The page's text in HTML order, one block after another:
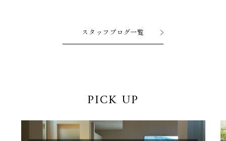
スタッフブログ一覧
PICK UP